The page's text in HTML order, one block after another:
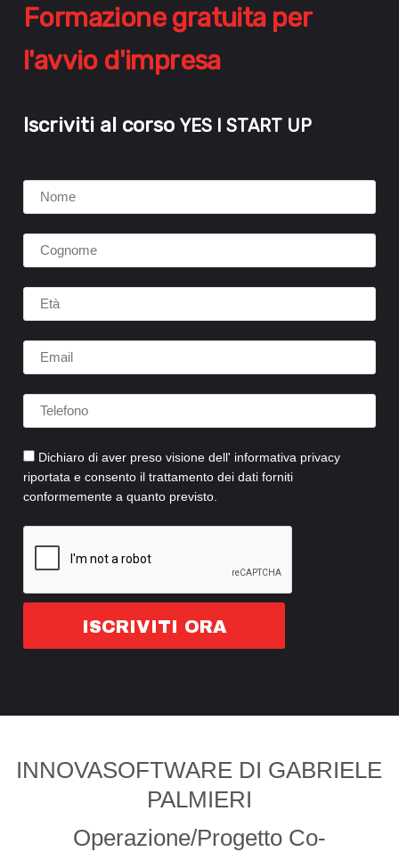
Formazione gratuita per
l'avvio d'impresa
Iscriviti al corsoYES I START UP
Dichiaro di aver preso visione dell' informativa privacy
riportata e consento il trattamento dei dati forniti
conformemente a quanto previsto.
ISCRIVITI ORA
INNOVASOFTWARE DI GABRIELE
PALMIERI
Operazione/Progetto Co-